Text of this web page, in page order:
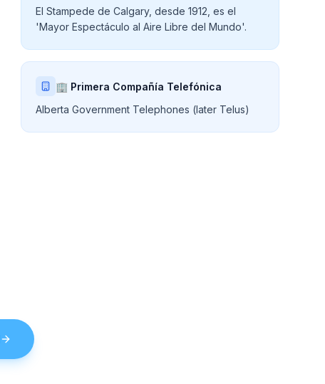
El Stampede de Calgary, desde 1912, es el
'Mayor Espectáculo al Aire Libre del Mundo'.
🏢 Primera Compañía Telefónica
Alberta Government Telephones (later Telus)